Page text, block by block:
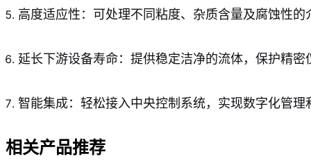
高度适应性：可处理不同粘度、杂质含量及腐蚀性
延长下游设备寿命：提供稳定洁净的流体，保护精密
智能集成：轻松接入中央控制系统，实现数字化管
相关产品推荐